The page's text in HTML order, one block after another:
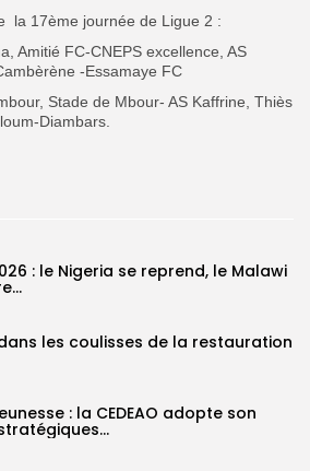
la 17ème journée de Ligue 2 :
Amitié FC-CNEPS excellence, AS
-Essamaye FC
Stade de Mbour- AS Kaffrine, Thiès
Diambars.
: le Nigeria se reprend, le Malawi
les coulisses de la restauration
: la CEDEAO adopte son